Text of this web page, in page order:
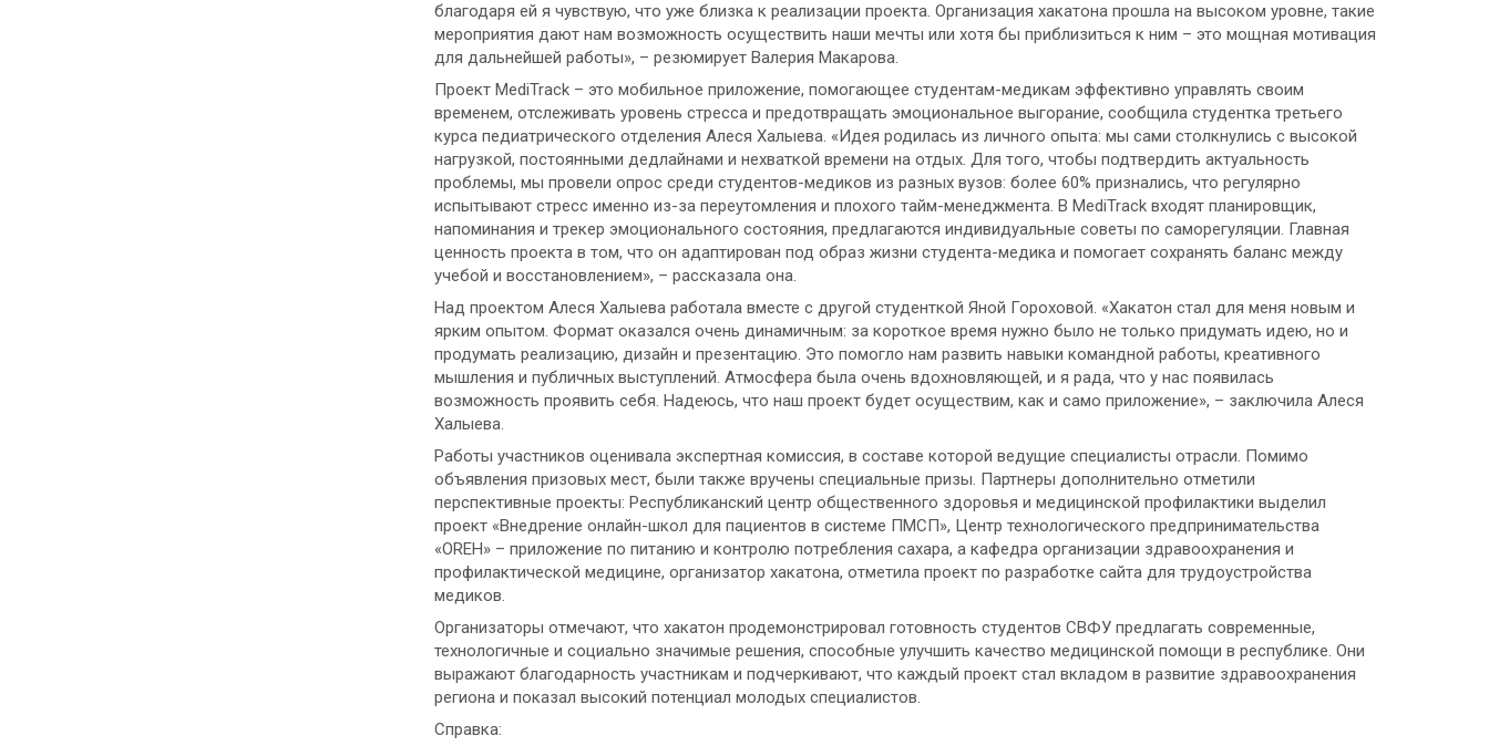
благодаря ей я чувствую, что уже близка к реализации проекта. Организация хакатона прошла на высоком уровне, такие
мероприятия дают нам возможность осуществить наши мечты или хотя бы приблизиться к ним – это мощная мотивация
для дальнейшей работы», – резюмирует Валерия Макарова.
Проект MediTrack – это мобильное приложение, помогающее студентам-медикам эффективно управлять своим
временем, отслеживать уровень стресса и предотвращать эмоциональное выгорание, сообщила студентка третьего
курса педиатрического отделения Алеся Халыева. «Идея родилась из личного опыта: мы сами столкнулись с высокой
нагрузкой, постоянными дедлайнами и нехваткой времени на отдых. Для того, чтобы подтвердить актуальность
проблемы, мы провели опрос среди студентов-медиков из разных вузов: более 60% признались, что регулярно
испытывают стресс именно из-за переутомления и плохого тайм-менеджмента. В MediTrack входят планировщик,
напоминания и трекер эмоционального состояния, предлагаются индивидуальные советы по саморегуляции. Главная
ценность проекта в том, что он адаптирован под образ жизни студента-медика и помогает сохранять баланс между
учебой и восстановлением», – рассказала она.
Над проектом Алеся Халыева работала вместе с другой студенткой Яной Гороховой. «Хакатон стал для меня новым и
ярким опытом. Формат оказался очень динамичным: за короткое время нужно было не только придумать идею, но и
продумать реализацию, дизайн и презентацию. Это помогло нам развить навыки командной работы, креативного
мышления и публичных выступлений. Атмосфера была очень вдохновляющей, и я рада, что у нас появилась
возможность проявить себя. Надеюсь, что наш проект будет осуществим, как и само приложение», – заключила Алеся
Халыева.
Работы участников оценивала экспертная комиссия, в составе которой ведущие специалисты отрасли. Помимо
объявления призовых мест, были также вручены специальные призы. Партнеры дополнительно отметили
перспективные проекты: Республиканский центр общественного здоровья и медицинской профилактики выделил
проект «Внедрение онлайн-школ для пациентов в системе ПМСП», Центр технологического предпринимательства
«ОREH» – приложение по питанию и контролю потребления сахара, а кафедра организации здравоохранения и
профилактической медицине, организатор хакатона, отметила проект по разработке сайта для трудоустройства
медиков.
Организаторы отмечают, что хакатон продемонстрировал готовность студентов СВФУ предлагать современные,
технологичные и социально значимые решения, способные улучшить качество медицинской помощи в республике. Они
выражают благодарность участникам и подчеркивают, что каждый проект стал вкладом в развитие здравоохранения
региона и показал высокий потенциал молодых специалистов.
Справка: